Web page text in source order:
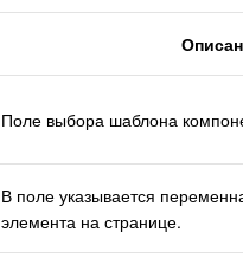
Поле выбора шаблона
В поле указывается
элемента на странице.